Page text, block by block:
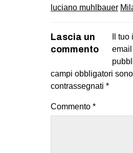
luciano muhlbauer
Lascia un
commento
Il
campi obbligatori sono
contrassegnati *
Commento *